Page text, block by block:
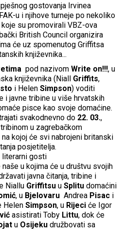
gostovanja Irvinea
u i njihove turneje po nekoliko
su promovirali VBZ-ova
British Council organizira
će uz spomenutog Griffitsa
književnika...
pod nazivom Write on!!!, u
književnika (Niall Griffits,
i Helen Simpson) voditi
i javne tribine u više hrvatskih
pisce kao svoje domaćine.
svakodnevno do 22. 03.,
u zagrebačkom
na kojoj će svi nabrojeni britanski
posjetitelja.
literarni gosti
u kojima će u društvu svojih
javna čitanja, tribine i
Niallu Griffitsu u Splitu domaćini
, u Bjelovaru Andrea Pisac i
Helen Simpson, u Rijeci će Igor
asistirati Toby Littu, dok će
u Osijeku družbovati sa